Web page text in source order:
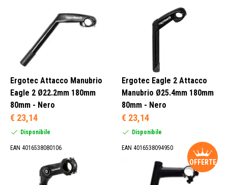
Ergotec Attacco Manubrio
Eagle 2 Ø22.2mm 180mm
80mm - Nero
€ 23,14
Disponibile
EAN 4016538080106
Ergotec Eagle 2 Attacco
Manubrio Ø25.4mm 180mm
80mm - Nero
€ 23,14
Disponibile
EAN 4016538094950
OFFERTE